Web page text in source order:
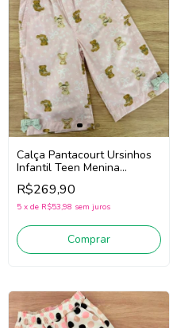
Calça Pantacourt Ursinhos
Infantil Teen Menina
Pituchinhus 30732 (Rosa)
R$269,90
5 x de R$53,98 sem juros
Comprar